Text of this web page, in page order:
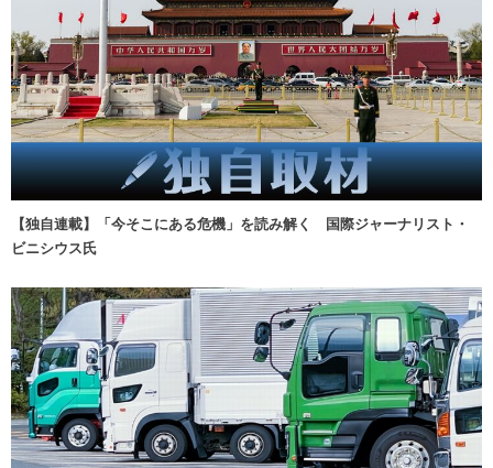
【独自連載】「今そこにある危機」を読み解く 国際ジャーナリスト・
ビニシウス氏